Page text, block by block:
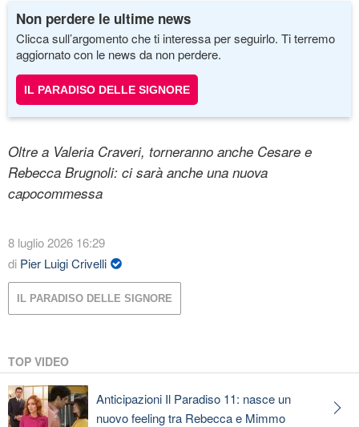
Non perdere le ultime news
Clicca sull’argomento che ti interessa per seguirlo. Ti terremo
aggiornato con le news da non perdere.
IL PARADISO DELLE SIGNORE
Oltre a Valeria Craveri, torneranno anche Cesare e
Rebecca Brugnoli: ci sarà anche una nuova
capocommessa
8 luglio 2026 16:29
di Pier Luigi Crivelli
IL PARADISO DELLE SIGNORE
TOP VIDEO
Anticipazioni Il Paradiso 11: nasce un
nuovo feeling tra Rebecca e Mimmo